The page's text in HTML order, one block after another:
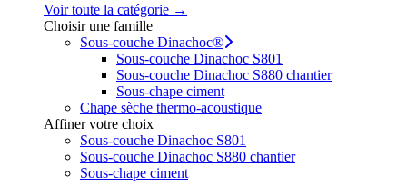
Voir toute la catégorie →
Choisir une famille
Sous-couche Dinachoc®
Sous-couche Dinachoc S801
Sous-couche Dinachoc S880 chantier
Sous-chape ciment
Chape sèche thermo-acoustique
Affiner votre choix
Sous-couche Dinachoc S801
Sous-couche Dinachoc S880 chantier
Sous-chape ciment